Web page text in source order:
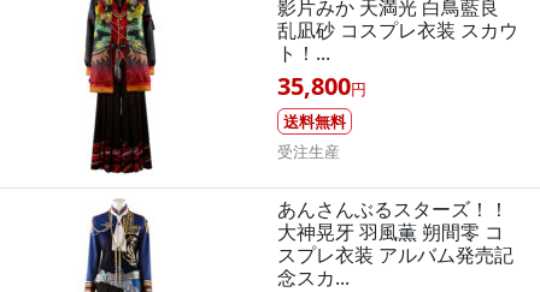
影片みか 天満光 白鳥藍良
乱凪砂 コスプレ衣装 スカウ
ト！...
35,800円
送料無料
受注生産
あんさんぶるスターズ！！
大神晃牙 羽風薫 朔間零 コ
スプレ衣装 アルバム発売記
念スカ...